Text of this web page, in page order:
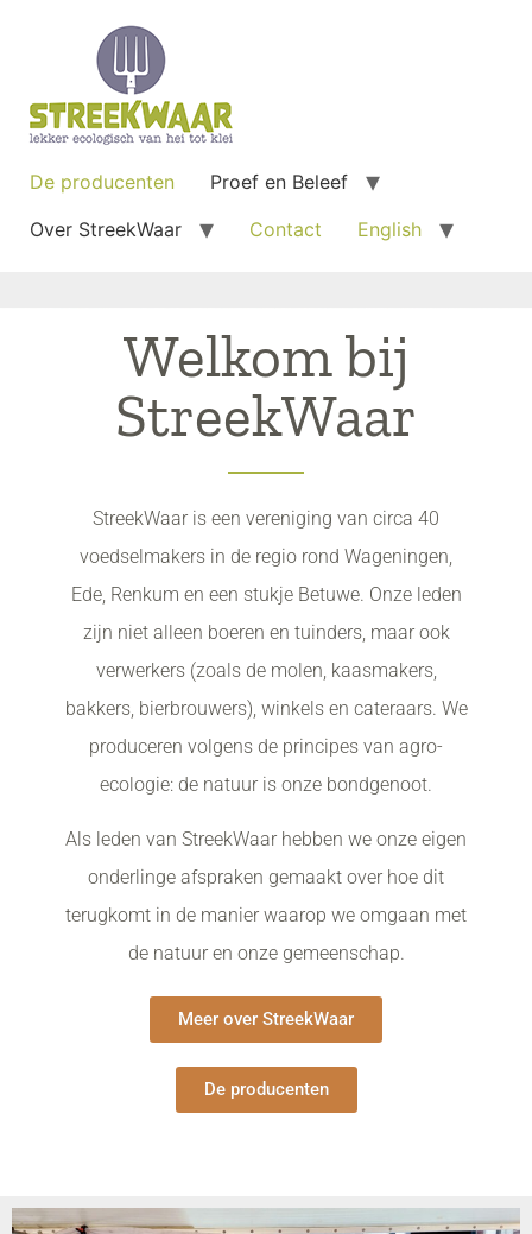
De producenten
Proef en Beleef
Over StreekWaar
Contact English
Welkom bij
StreekWaar
StreekWaar is een vereniging van circa 40
voedselmakers in de regio rond Wageningen,
Ede, Renkum en een stukje Betuwe. Onze leden
zijn niet alleen boeren en tuinders, maar ook
verwerkers (zoals de molen, kaasmakers,
bakkers, bierbrouwers), winkels en cateraars. We
produceren volgens de principes van agro-
ecologie: de natuur is onze bondgenoot.
Als leden van StreekWaar hebben we onze eigen
onderlinge afspraken gemaakt over hoe dit
terugkomt in de manier waarop we omgaan met
de natuur en onze gemeenschap.
Meer over StreekWaar
De producenten